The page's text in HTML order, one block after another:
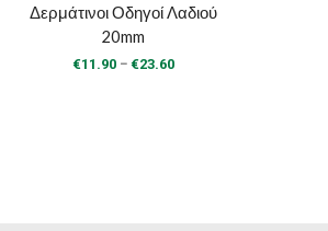
Δερμάτινοι Οδηγοί Λαδιού
20mm
€11.90 – €23.60Price